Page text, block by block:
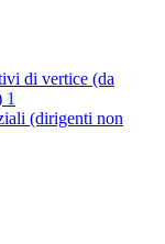
di vertice (da
1
(dirigenti non